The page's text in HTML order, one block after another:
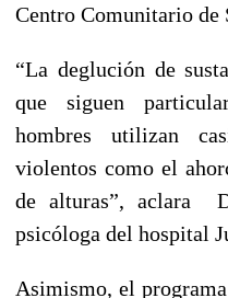
Centro Comunitario de
“La deglución de
que siguen
hombres utilizan
violentos como el
de alturas”, aclara
psicóloga del hospital
Asimismo, el